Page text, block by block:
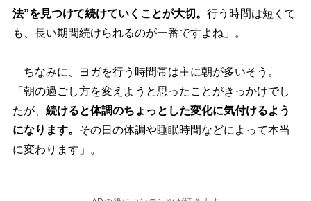
法”を見つけて続けていくことが大切。 行う時間は短くて
も、長い期間続けられるのが一番ですよね」。
ちなみに、ヨガを行う時間帯は主に朝が多いそう。
「朝の過ごし方を変えようと思ったことがきっかけでし
たが、 続けると体調のちょっとした変化に気付けるよう
になります。 その日の体調や睡眠時間などによって本当
に変わります」。